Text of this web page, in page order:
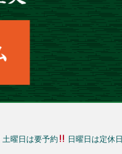
土曜日は要予約 日曜日は定休日